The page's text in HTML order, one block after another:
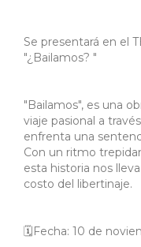
Se presentará en el
"¿Bailamos? "
"Bailamos", es una
viaje pasional a
enfrenta una
Con un ritmo
esta historia nos
costo del libertinaje.
🗓️Fecha: 10 de